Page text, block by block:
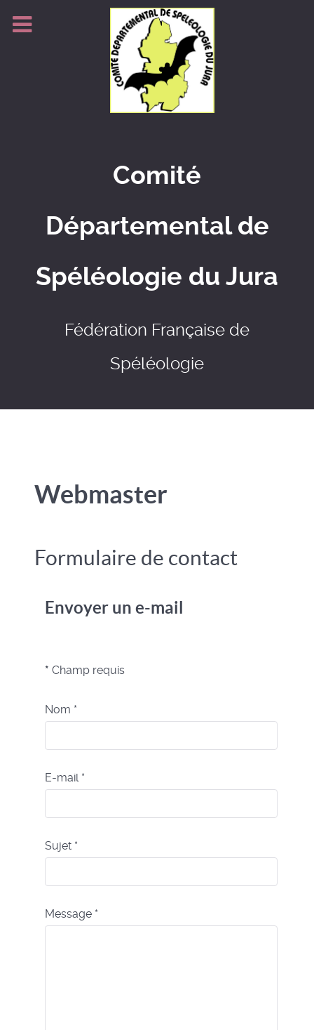
Comité
Départemental de
Spéléologie du Jura
Fédération Française de
Spéléologie
Webmaster
Formulaire de contact
Envoyer un e-mail
* Champ requis
Nom *
E-mail*
Sujet *
Message *